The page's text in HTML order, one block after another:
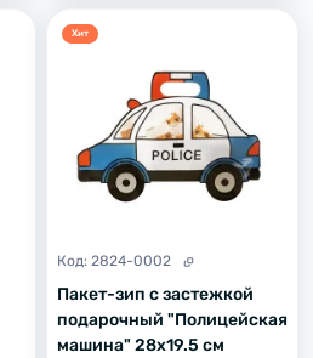
Хит
Код: 2824-0002
Пакет-зип с застежкой
подарочный "Полицейская
машина" 28х19.5 см